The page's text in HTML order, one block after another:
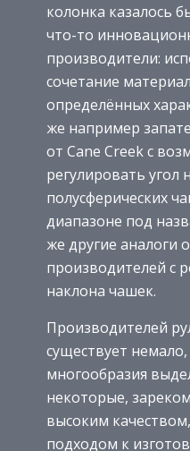
колонка казалось
что-то
производители:
сочетание
определённых
же например
от Cane Creek с
регулировать
полусферических
диапазоне под
же другие аналоги
производителей с
наклона чашек.
Производителей
существует
многообразия
некоторые,
высоким
подходом к